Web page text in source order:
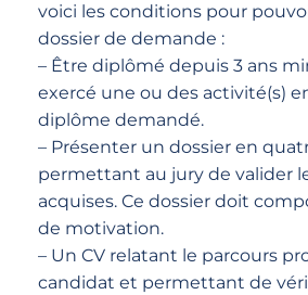
voici les conditions pour
dossier de demande :
– Être diplômé depuis 3 ans
exercé une ou des activité(s)
diplôme demandé.
– Présenter un dossier en
permettant au jury de valider
acquises. Ce dossier doit
de motivation.
– Un CV relatant le parcours
candidat et permettant de